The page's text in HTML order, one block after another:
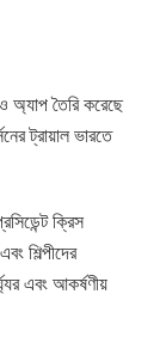
অ্যাপ তৈরি করেছে
ট্রায়াল ভারতে
ক্রিস
শিল্পীদের
এবং আকর্ষণীয়